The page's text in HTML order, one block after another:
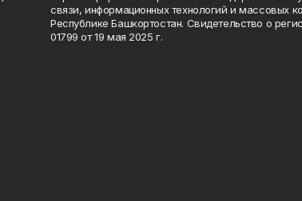
связи, информационных технологий и массовых
Республике Башкортостан. Свидетельство о
01799 от 19 мая 2025 г.